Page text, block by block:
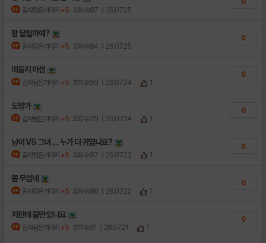
갈사람은가야지 +5 조회수:87 | 26.07.25
0
함 달릴까예?
갈사람은가야지 +5 조회수:94 | 26.07.25
0
떠들지 마셈
갈사람은가야지 +5 조회수:93 | 26.07.24 1
0
도망가
갈사람은가야지 +5 조회수:79 | 26.07.24 1
0
냥이 VS 그녀 .... 누가 더 귀엽나요?
갈사람은가야지 +5 조회수:97 | 26.07.23 1
0
쫌 무섭네
갈사람은가야지 +5 조회수:98 | 26.07.22 1
0
저한테 불만 있나요
갈사람은가야지 +5 조회수:91 | 26.07.21 1
0